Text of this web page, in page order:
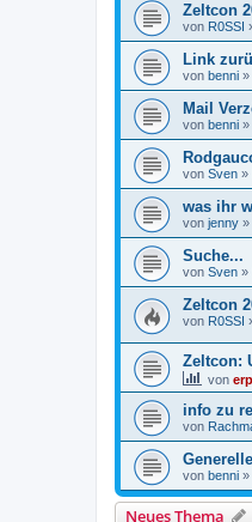
Zeltcon
von R0SSI
Link
von benni »
Mail
von benni »
von Sven »
was ihr
von jenny »
Suche...
von Sven »
Zeltcon
von R0SSI
Zeltcon:
von
info zu
von
von benni »
Neues Thema